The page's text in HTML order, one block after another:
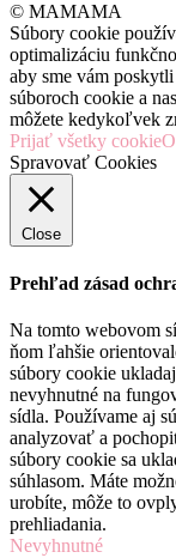
© MAMAMA
Súbory cookie
optimalizáciu
aby sme vám
súboroch cookie a
môžete kedykoľvek
Prijať všetky cookie
Spravovať Cookies
Close
Prehľad zásad
Na tomto webovom
ňom ľahšie
súbory cookie
nevyhnutné na
sídla. Používame aj
analyzovať a
súbory cookie sa
súhlasom. Máte
urobíte, môže to
prehliadania.
Nevyhnutné